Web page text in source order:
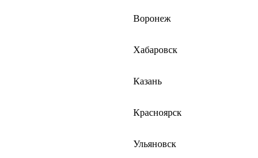
Воронеж
Хабаровск
Казань
Красноярск
Ульяновск